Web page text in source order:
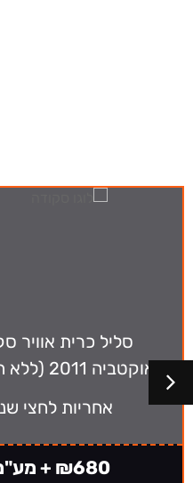
סליל כרית אוויר
אוקטביה 2011 (ללא התקנה)
אחריות לחצי
₪680 + מע"מ